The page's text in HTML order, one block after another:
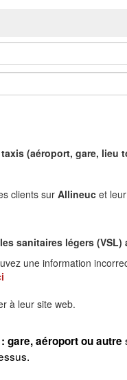
(aéroport, gare, lieu
clients sur Allineuc et
sanitaires légers
une information
à leur site web.
gare, aéroport ou autre